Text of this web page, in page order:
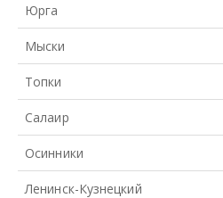
Юрга
Мыски
Топки
Салаир
Осинники
Ленинск-Кузнецкий